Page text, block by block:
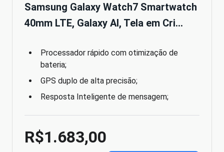
Samsung Galaxy Watch7 Smartwatch
40mm LTE, Galaxy AI, Tela em Cri…
Processador rápido com otimização de
bateria;
GPS duplo de alta precisão;
Resposta Inteligente de mensagem;
R$1.683,00